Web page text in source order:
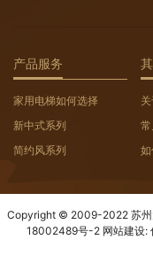
产品服务
家用电梯如何选择
新中式系列
简约风系列
Copyright © 2009-2022 苏州
18002489号-2网站建设: